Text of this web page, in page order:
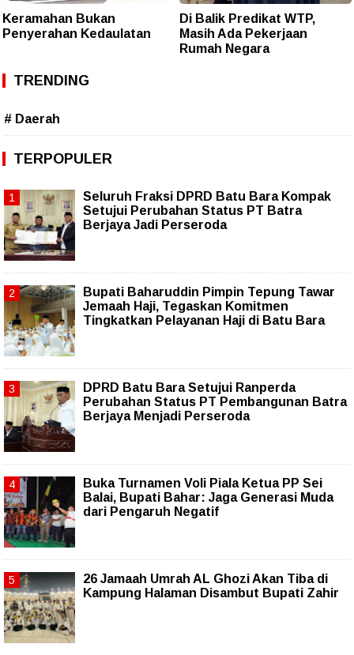
Keramahan Bukan
Penyerahan Kedaulatan
Di Balik Predikat WTP,
Masih Ada Pekerjaan
Rumah Negara
TRENDING
# Daerah
TERPOPULER
Seluruh Fraksi DPRD Batu Bara Kompak
Setujui Perubahan Status PT Batra
Berjaya Jadi Perseroda
Bupati Baharuddin Pimpin Tepung Tawar
Jemaah Haji, Tegaskan Komitmen
Tingkatkan Pelayanan Haji di Batu Bara
DPRD Batu Bara Setujui Ranperda
Perubahan Status PT Pembangunan Batra
Berjaya Menjadi Perseroda
Buka Turnamen Voli Piala Ketua PP Sei
Balai, Bupati Bahar: Jaga Generasi Muda
dari Pengaruh Negatif
26 Jamaah Umrah AL Ghozi Akan Tiba di
Kampung Halaman Disambut Bupati Zahir